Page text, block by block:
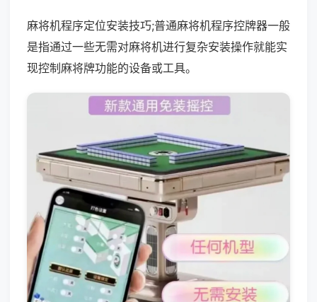
麻将机程序定位安装技巧;普通麻将机程序控牌器一般
是指通过一些无需对麻将机进行复杂安装操作就能实
现控制麻将牌功能的设备或工具。